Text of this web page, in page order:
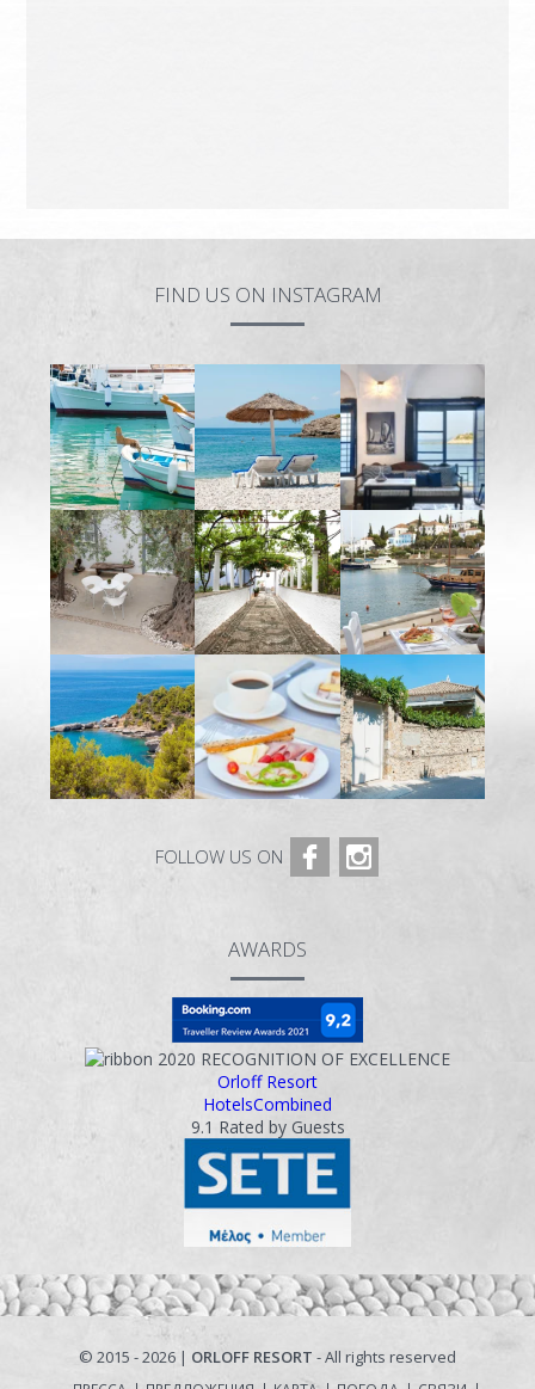
FIND US ON INSTAGRAM
FOLLOW US ON
AWARDS
2020 RECOGNITION OF EXCELLENCE
Orloff Resort
HotelsCombined
9.1 Rated by Guests
© 2015 - 2026 | ORLOFF RESORT - All rights reserved